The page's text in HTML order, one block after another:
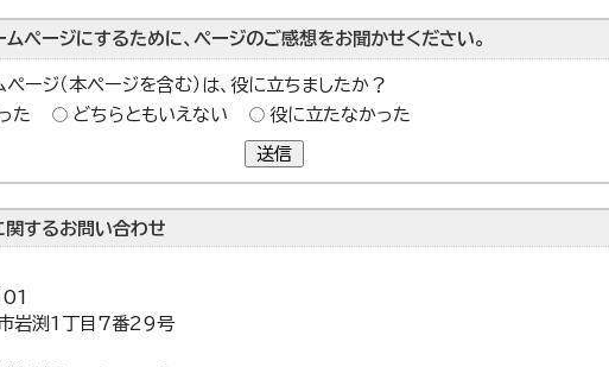
ページにするために、ページのご感想をお聞かせください。
ージ（本ページを含む）は、役に立ちましたか？
た
どちらともいえない 役に立たなかった
送信
関するお問い合わせ
岩渕1丁目7番29号